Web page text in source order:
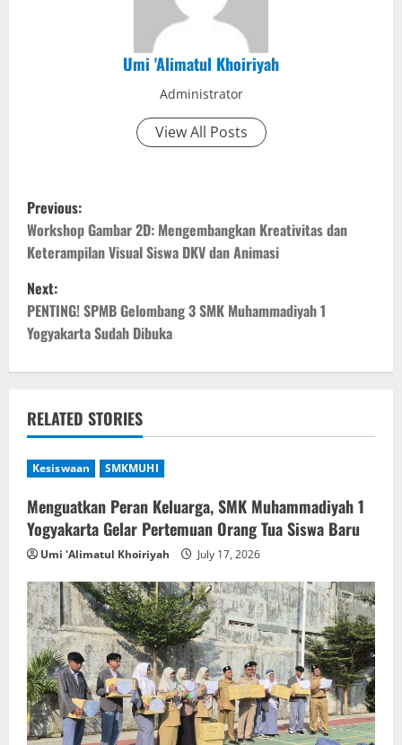
Umi 'Alimatul Khoiriyah
Administrator
View All Posts
P
o
s
t
n
v
i
g
a
t
i
o
n
Previous:
Workshop Gambar 2D: Mengembangkan Kreativitas dan
Keterampilan Visual Siswa DKV dan Animasi
Next:
PENTING! SPMB Gelombang 3 SMK Muhammadiyah 1
Yogyakarta Sudah Dibuka
RELATED STORIES
Kesiswaan SMKMUHI
Menguatkan Peran Keluarga, SMK Muhammadiyah 1
Yogyakarta Gelar Pertemuan Orang Tua Siswa Baru
Umi 'Alimatul Khoiriyah July 17, 2026